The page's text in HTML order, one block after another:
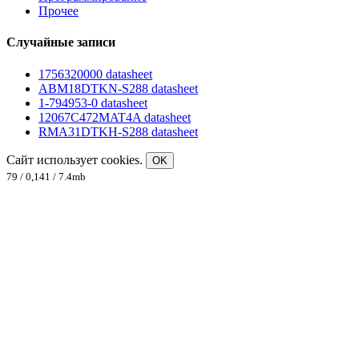
Прочее
Случайные записи
1756320000 datasheet
ABM18DTKN-S288 datasheet
1-794953-0 datasheet
12067C472MAT4A datasheet
RMA31DTKH-S288 datasheet
Сайт использует cookies.
OK
79 / 0,141 / 7.4mb